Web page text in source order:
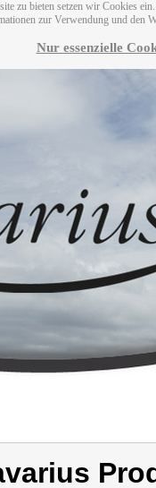
zu bieten setzen wir Cookies
zur Verwendung und den
Nur essenzielle